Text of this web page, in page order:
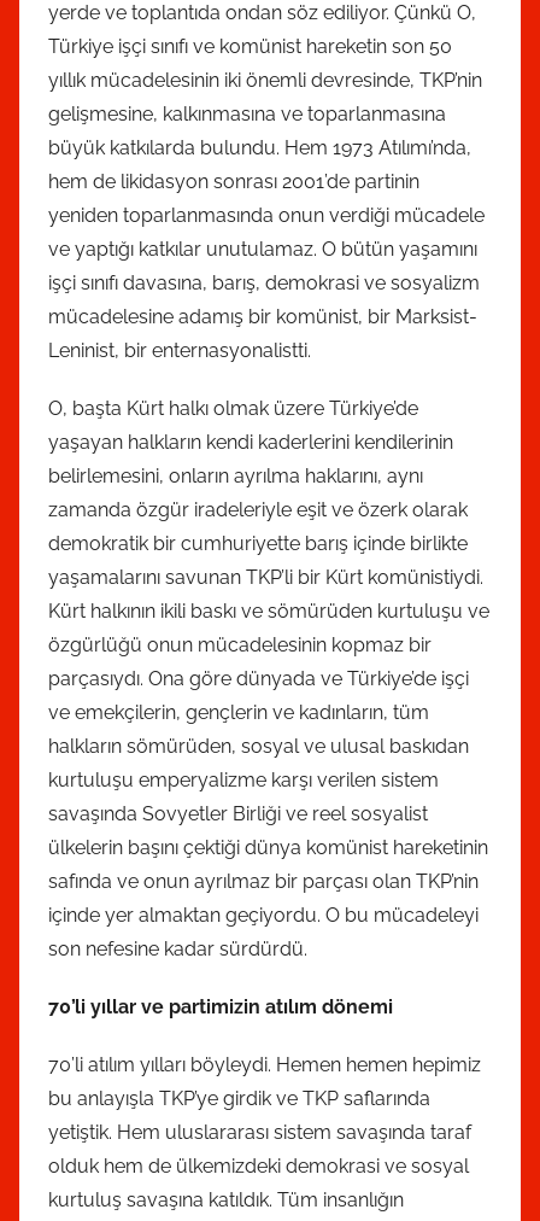
yerde ve toplantıda ondan söz ediliyor. Çünkü O,
Türkiye işçi sınıfı ve komünist hareketin son 50
yıllık mücadelesinin iki önemli devresinde, TKP’nin
gelişmesine, kalkınmasına ve toparlanmasına
büyük katkılarda bulundu. Hem 1973 Atılımı’nda,
hem de likidasyon sonrası 2001’de partinin
yeniden toparlanmasında onun verdiği mücadele
ve yaptığı katkılar unutulamaz. O bütün yaşamını
işçi sınıfı davasına, barış, demokrasi ve sosyalizm
mücadelesine adamış bir komünist, bir Marksist-
Leninist, bir enternasyonalistti.
O, başta Kürt halkı olmak üzere Türkiye’de
yaşayan halkların kendi kaderlerini kendilerinin
belirlemesini, onların ayrılma haklarını, aynı
zamanda özgür iradeleriyle eşit ve özerk olarak
demokratik bir cumhuriyette barış içinde birlikte
yaşamalarını savunan TKP’li bir Kürt komünistiydi.
Kürt halkının ikili baskı ve sömürüden kurtuluşu ve
özgürlüğü onun mücadelesinin kopmaz bir
parçasıydı. Ona göre dünyada ve Türkiye’de işçi
ve emekçilerin, gençlerin ve kadınların, tüm
halkların sömürüden, sosyal ve ulusal baskıdan
kurtuluşu emperyalizme karşı verilen sistem
savaşında Sovyetler Birliği ve reel sosyalist
ülkelerin başını çektiği dünya komünist hareketinin
safında ve onun ayrılmaz bir parçası olan TKP’nin
içinde yer almaktan geçiyordu. O bu mücadeleyi
son nefesine kadar sürdürdü.
70’li yıllar ve partimizin atılım dönemi
70’li atılım yılları böyleydi. Hemen hemen hepimiz
bu anlayışla TKP’ye girdik ve TKP saflarında
yetiştik. Hem uluslararası sistem savaşında taraf
olduk hem de ülkemizdeki demokrasi ve sosyal
kurtuluş savaşına katıldık. Tüm insanlığın